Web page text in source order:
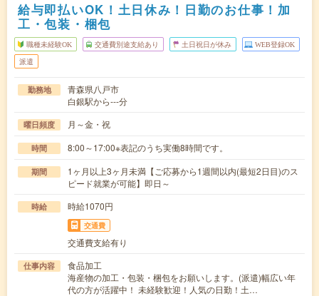
給与即払いOK！土日休み！日勤のお仕事！加
工・包装・梱包
職種未経験OK 交通費別途支給あり 土日祝日が休み WEB登録OK
派遣
勤務地
青森県八戸市
白銀駅から---分
曜日頻度 月～金・祝
時間 8:00～17:00※表記のうち実働8時間です。
期間
1ヶ月以上3ヶ月未満【ご応募から1週間以内(最短2日目)のス
ピード就業が可能】即日～
時給 時給1070円
交通費
交通費支給有り
仕事内容
食品加工
海産物の加工・包装・梱包をお願いします。(派遣)幅広い年
代の方が活躍中！ 未経験歓迎！人気の日勤！土…